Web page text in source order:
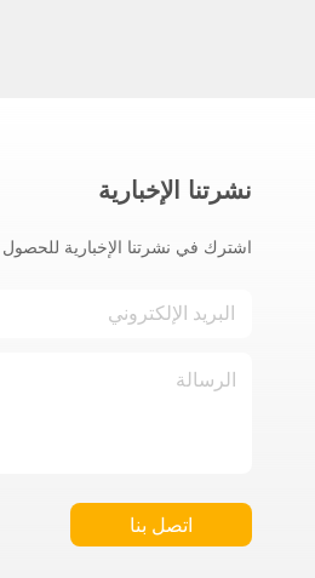
نشرتنا الإخبارية
اشترك في نشرتنا الإخبارية
اتصل بنا